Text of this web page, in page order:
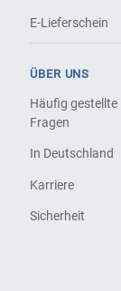
E-Lieferschein
ÜBER UNS
Häufig gestellte
Fragen
In Deutschland
Karriere
Sicherheit